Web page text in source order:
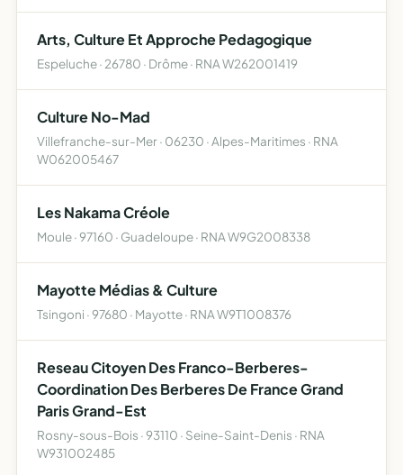
Arts, Culture Et Approche Pedagogique
Espeluche · 26780 · Drôme · RNA W262001419
Culture No-Mad
Villefranche-sur-Mer · 06230 · Alpes-Maritimes · RNA
W062005467
Les Nakama Créole
Moule · 97160 · Guadeloupe · RNA W9G2008338
Mayotte Médias & Culture
Tsingoni · 97680 · Mayotte · RNA W9T1008376
Reseau Citoyen Des Franco-Berberes-
Coordination Des Berberes De France Grand
Paris Grand-Est
Rosny-sous-Bois · 93110 · Seine-Saint-Denis · RNA
W931002485